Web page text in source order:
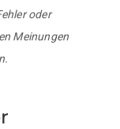
oder
Meinungen